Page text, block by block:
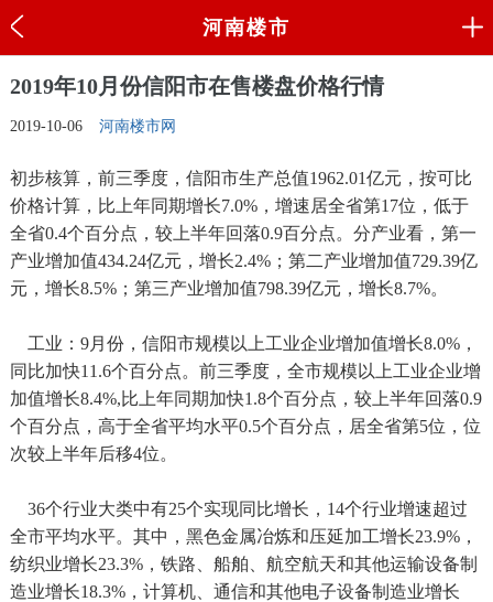
河南楼市
2019年10月份信阳市在售楼盘价格行情
2019-10-06 河南楼市网
初步核算，前三季度，信阳市生产总值1962.01亿元，按可比
价格计算，比上年同期增长7.0%，增速居全省第17位，低于
全省0.4个百分点，较上半年回落0.9百分点。分产业看，第一
产业增加值434.24亿元，增长2.4%；第二产业增加值729.39亿
元，增长8.5%；第三产业增加值798.39亿元，增长8.7%。
工业：9月份，信阳市规模以上工业企业增加值增长8.0%，
同比加快11.6个百分点。前三季度，全市规模以上工业企业增
加值增长8.4%,比上年同期加快1.8个百分点，较上半年回落0.9
个百分点，高于全省平均水平0.5个百分点，居全省第5位，位
次较上半年后移4位。
36个行业大类中有25个实现同比增长，14个行业增速超过
全市平均水平。其中，黑色金属冶炼和压延加工增长23.9%，
纺织业增长23.3%，铁路、船舶、航空航天和其他运输设备制
造业增长18.3%，计算机、通信和其他电子设备制造业增长